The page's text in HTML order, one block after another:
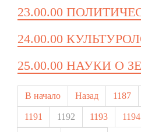
23.00.00
24.00.00
25.00.00 НАУКИ О
В начало Назад 1187
1191 1192 1193 1194